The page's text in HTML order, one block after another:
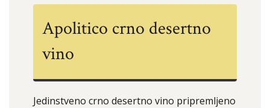
Apolitico crno desertno
vino
Jedinstveno crno desertno vino pripremljeno